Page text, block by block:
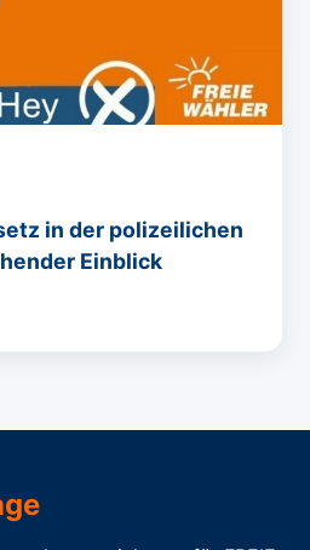
in der polizeilichen
Einblick